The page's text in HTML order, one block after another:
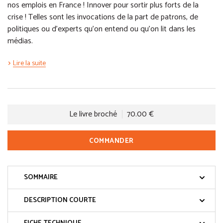
nos emplois en France ! Innover pour sortir plus forts de la
crise ! Telles sont les invocations de la part de patrons, de
politiques ou d’experts qu’on entend ou qu’on lit dans les
médias.
Lire la suite
Le livre broché 70.00 €
COMMANDER
SOMMAIRE
DESCRIPTION COURTE